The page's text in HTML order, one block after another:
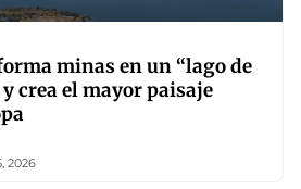
minas en un “lago de
crea el mayor paisaje
2026